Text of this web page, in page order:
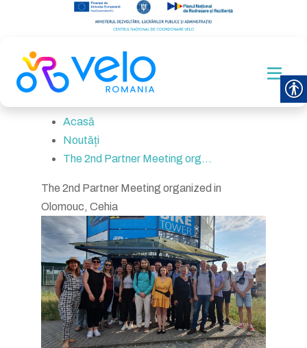
Acasă
Noutăți
The 2nd Partner Meeting org...
The 2nd Partner Meeting organized in
Olomouc, Cehia